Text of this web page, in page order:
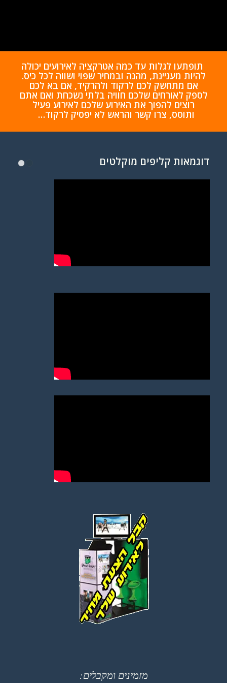
תופתעו לגלות עד כמה אטרקציה לאירועים יכולה
להיות מעניינת, מהנה ובמחיר שפוי ושווה לכל כיס.
אם מתחשק לכם לרקוד ולהרקיד, אם בא לכם
לספק לאורחים שלכם חוויה בלתי נשכחת ואם אתם
רוצים להפוך את האירוע שלכם לאירוע פעיל
ותוסס, צרו קשר והראש לא יפסיק לרקוד…
דוגמאות קליפים מוקלטים
מזמינים ומקבלים: